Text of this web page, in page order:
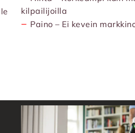
kilpailijoilla
− Paino – Ei kevein